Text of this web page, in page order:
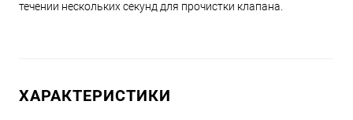
течении нескольких секунд для прочистки клапана.
ХАРАКТЕРИСТИКИ